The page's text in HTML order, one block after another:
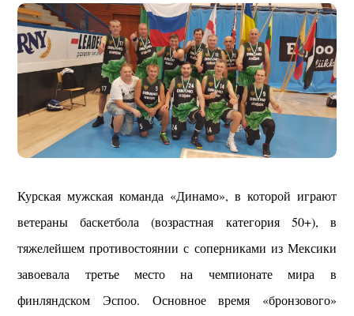
Курская мужская команда «Динамо», в которой играют
ветераны баскетбола (возрастная категория 50+), в
тяжелейшем противостоянии с соперниками из Мексики
завоевала третье место на чемпионате мира в
финляндском Эспоо. Основное время «бронзового»